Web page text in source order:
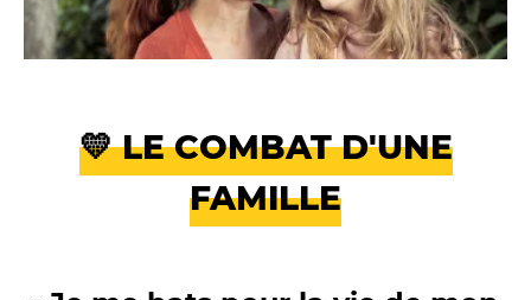
💛 LE COMBAT D'UNE
FAMILLE